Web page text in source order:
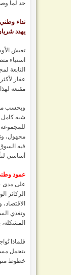
حد لما
نداء
يهدد
تعيش
استياء
التابعة
عفار
مقنعة
وبحسب
شبه كامل
مجهول،
فيه
أساسي
عمود
على مدى
الركائز
وتغذي
المشكلة،
فلماذا
يتحمل
خطوط